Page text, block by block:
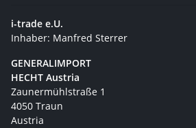
i-trade e.U.
Inhaber: Manfred Sterrer
GENERALIMPORT
HECHT Austria
Zaunermühlstraße 1
4050 Traun
Austria